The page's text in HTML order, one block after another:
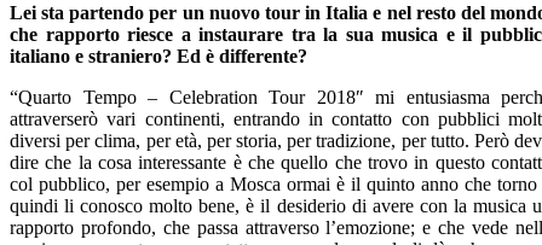
Lei sta partendo per un nuovo tour in Italia e nel resto del
che rapporto riesce a instaurare tra la sua musica e il
italiano e straniero? Ed è differente?
“Quarto Tempo – Celebration Tour 2018″ mi entusiasma
attraverserò vari continenti, entrando in contatto con pubblici
diversi per clima, per età, per storia, per tradizione, per tutto. Però
dire che la cosa interessante è che quello che trovo in questo
col pubblico, per esempio a Mosca ormai è il quinto anno che torno
quindi li conosco molto bene, è il desiderio di avere con la musica
rapporto profondo, che passa attraverso l’emozione; e che vede